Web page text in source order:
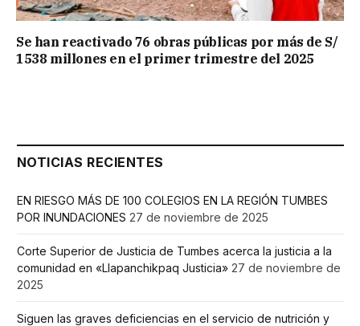
Se han reactivado 76 obras públicas por más de S/
1538 millones en el primer trimestre del 2025
NOTICIAS RECIENTES
EN RIESGO MÁS DE 100 COLEGIOS EN LA REGIÓN TUMBES
POR INUNDACIONES 27 de noviembre de 2025
Corte Superior de Justicia de Tumbes acerca la justicia a la
comunidad en «Llapanchikpaq Justicia» 27 de noviembre de
2025
Siguen las graves deficiencias en el servicio de nutrición y